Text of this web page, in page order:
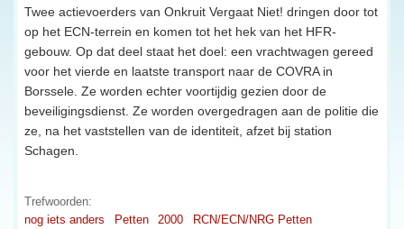
Twee actievoerders van Onkruit Vergaat Niet! dringen door tot
op het ECN-terrein en komen tot het hek van het HFR-
gebouw. Op dat deel staat het doel: een vrachtwagen gereed
voor het vierde en laatste transport naar de COVRA in
Borssele. Ze worden echter voortijdig gezien door de
beveiligingsdienst. Ze worden overgedragen aan de politie die
ze, na het vaststellen van de identiteit, afzet bij station
Schagen.
Trefwoorden:
nog iets anders
Petten 2000
RCN/ECN/NRG Petten